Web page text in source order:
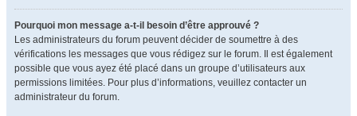
Pourquoi mon message a-t-il besoin d’être approuvé ?
Les administrateurs du forum peuvent décider de soumettre à des
vérifications les messages que vous rédigez sur le forum. Il est également
possible que vous ayez été placé dans un groupe d’utilisateurs aux
permissions limitées. Pour plus d’informations, veuillez contacter un
administrateur du forum.